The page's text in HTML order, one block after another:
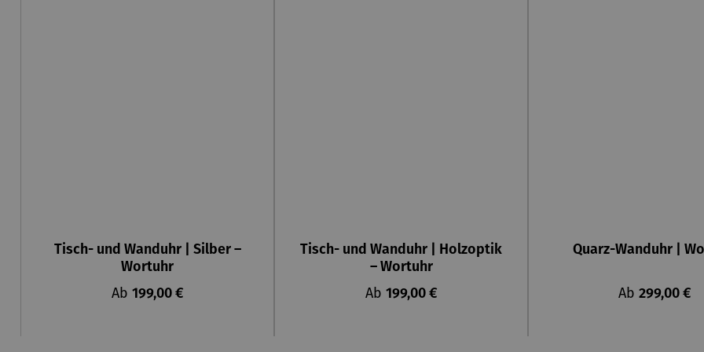
Tisch- und Wanduhr | Silber –
Wortuhr
Regulärer Preis:
Ab 199,00 €
Tisch- und Wanduhr | Holzoptik
– Wortuhr
Regulärer Preis:
Ab 199,00 €
Quarz-Wanduhr |
Regulärer
Ab 299,00 €